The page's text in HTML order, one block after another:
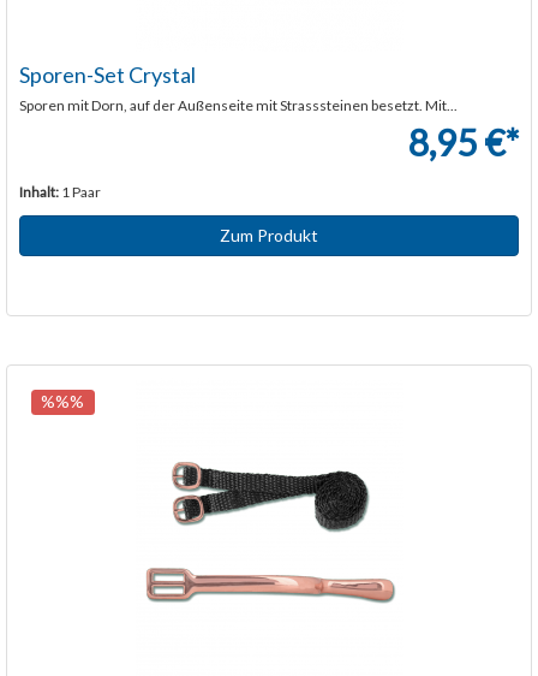
Sporen-Set Crystal
Sporen mit Dorn, auf der Außenseite mit Strasssteinen besetzt. Mit...
8,95 €*
Inhalt: 1 Paar
Zum Produkt
%%%